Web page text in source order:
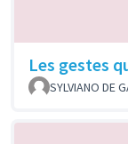
Les gestes
SYLVIANO DE